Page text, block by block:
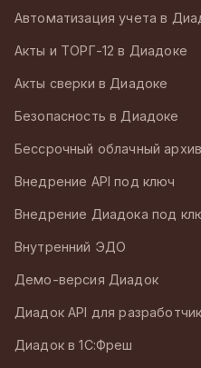
Автоматизация учета в
Акты и ТОРГ-12 в Диадоке
Акты сверки в Диадоке
Безопасность в Диадоке
Бессрочный облачный архив
Внедрение API под ключ
Внедрение Диадока под
Внутренний ЭДО
Демо-версия Диадок
Диадок API для
Диадок в 1С:Фреш